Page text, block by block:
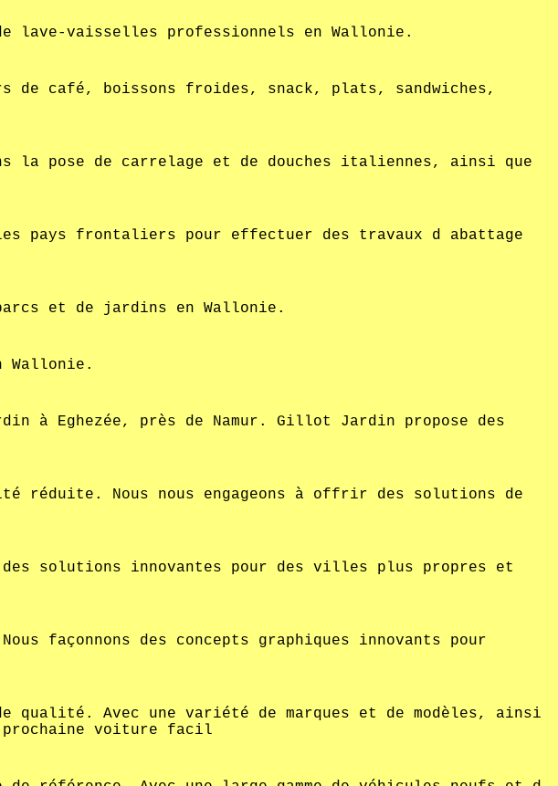
vaisselles professionnels en Wallonie.
de café, boissons froides, snack, plats, sandwiches,
la pose de carrelage et de douches italiennes, ainsi que
pays frontaliers pour effectuer des travaux d abattage
et de jardins en Wallonie.
à Eghezée, près de Namur. Gillot Jardin propose des
réduite. Nous nous engageons à offrir des solutions de
solutions innovantes pour des villes plus propres et
des concepts graphiques innovants pour
qualité. Avec une variété de marques et de modèles, ainsi
prochaine voiture facil